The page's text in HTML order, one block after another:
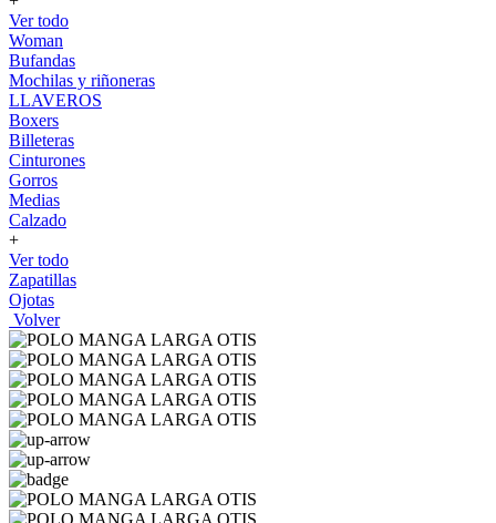
Ver todo
Woman
Bufandas
Mochilas y riñoneras
LLAVEROS
Boxers
Billeteras
Cinturones
Gorros
Medias
Calzado
+
Ver todo
Zapatillas
Ojotas
Volver